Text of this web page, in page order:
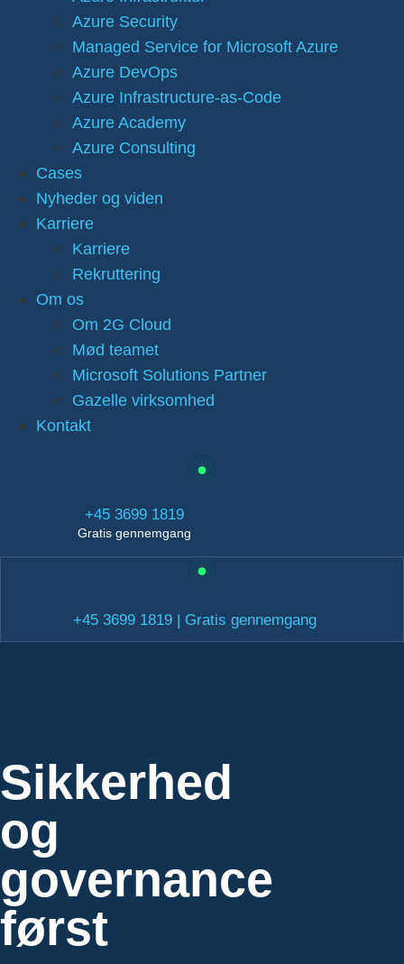
Azure Security
Managed Service for Microsoft Azure
Azure DevOps
Azure Infrastructure-as-Code
Azure Academy
Azure Consulting
Cases
Nyheder og viden
Karriere
Karriere
Rekruttering
Om os
Om 2G Cloud
Mød teamet
Microsoft Solutions Partner
Gazelle virksomhed
Kontakt
+45 3699 1819
Gratis gennemgang
+45 3699 1819 | Gratis gennemgang
Sikkerhed
og
governance
først